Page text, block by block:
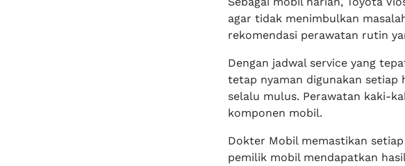
agar tidak menimbulkan
rekomendasi perawatan rutin
Dengan jadwal service yang
tetap nyaman digunakan setiap
selalu mulus. Perawatan kaki-
komponen mobil.
Dokter Mobil memastikan
pemilik mobil mendapatkan